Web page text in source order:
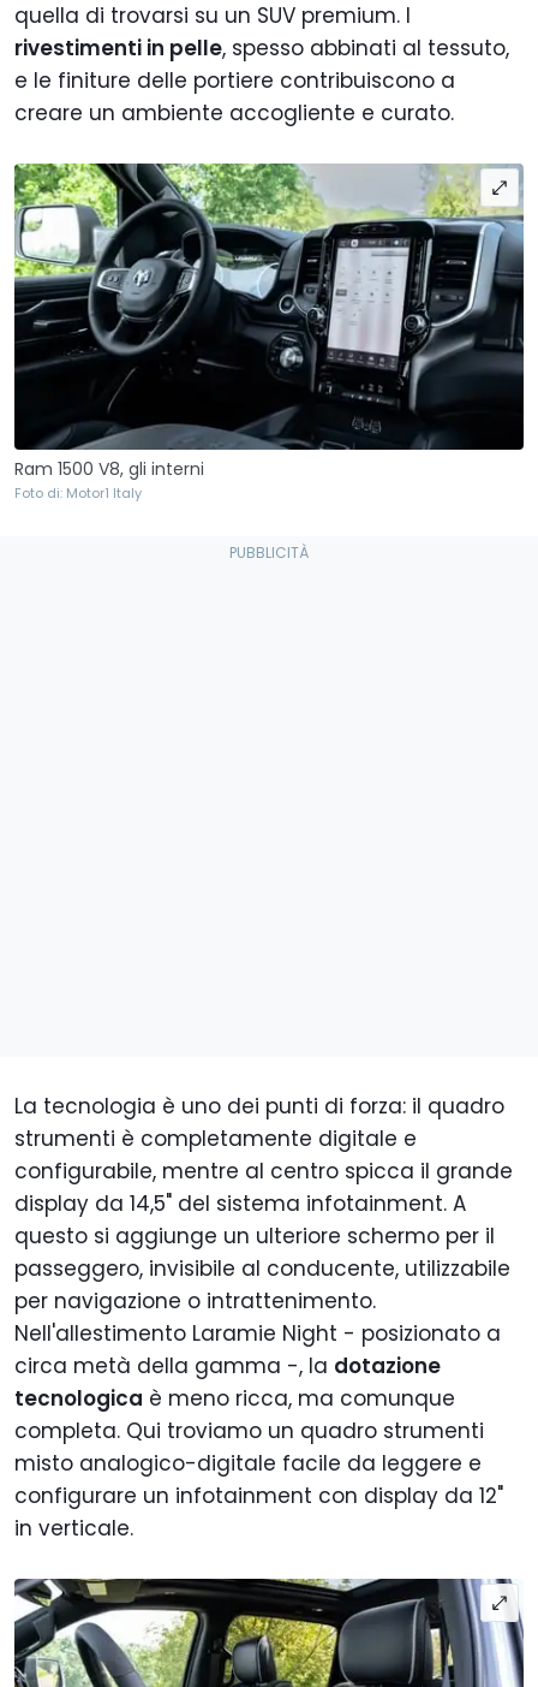
quella di trovarsi su un SUV premium. I
rivestimenti in pelle, spesso abbinati al tessuto,
e le finiture delle portiere contribuiscono a
creare un ambiente accogliente e curato.
Ram 1500 V8, gli interni
Foto di: Motor1 Italy
La tecnologia è uno dei punti di forza: il quadro
strumenti è completamente digitale e
configurabile, mentre al centro spicca il grande
display da 14,5" del sistema infotainment. A
questo si aggiunge un ulteriore schermo per il
passeggero, invisibile al conducente, utilizzabile
per navigazione o intrattenimento.
Nell'allestimento Laramie Night - posizionato a
circa metà della gamma -, la dotazione
tecnologica è meno ricca, ma comunque
completa. Qui troviamo un quadro strumenti
misto analogico-digitale facile da leggere e
configurare un infotainment con display da 12"
in verticale.